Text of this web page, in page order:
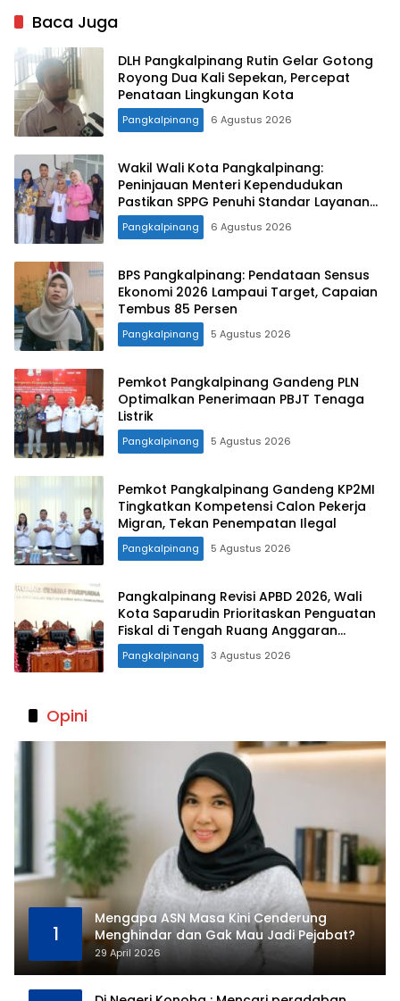
Balita Terlayani
Baca Juga
DLH Pangkalpinang Rutin Gelar Gotong
Royong Dua Kali Sepekan, Percepat
Penataan Lingkungan Kota
Pangkalpinang 6 Agustus 2026
Wakil Wali Kota Pangkalpinang:
Peninjauan Menteri Kependudukan
Pastikan SPPG Penuhi Standar Layanan
MBG
Pangkalpinang 6 Agustus 2026
BPS Pangkalpinang: Pendataan Sensus
Ekonomi 2026 Lampaui Target, Capaian
Tembus 85 Persen
Pangkalpinang 5 Agustus 2026
Pemkot Pangkalpinang Gandeng PLN
Optimalkan Penerimaan PBJT Tenaga
Listrik
Pangkalpinang 5 Agustus 2026
Pemkot Pangkalpinang Gandeng KP2MI
Tingkatkan Kompetensi Calon Pekerja
Migran, Tekan Penempatan Ilegal
Pangkalpinang 5 Agustus 2026
Pangkalpinang Revisi APBD 2026, Wali
Kota Saparudin Prioritaskan Penguatan
Fiskal di Tengah Ruang Anggaran
Terbatas
Pangkalpinang 3 Agustus 2026
Opini
1
Mengapa ASN Masa Kini Cenderung
Menghindar dan Gak Mau Jadi Pejabat?
29 April 2026